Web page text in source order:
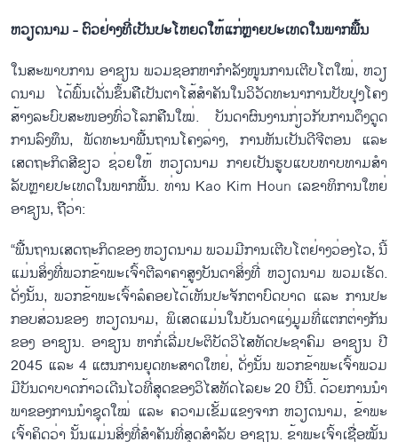
ຫ​ວຽດ​ນາມ - ​ຕົວ​ຢ່າງ​ທີ່ເປັນ​​ປະ​ໂຫຍດ​ໃຫ້​ແກ່ຫຼາຍ​ປະ​ເທດ​ໃນ​ພາກ​ພື້ນ
ໃນ​ສະ​ພາບ​ການ ອາ​ຊຽນ ພວມ​ຊອກ​ຫາ​ກຳ​ລັງ​ໜູນ​ການ​ເຕີບ​ໂຕ​ໃໝ່, ຫວຽ​
ດ​ນາມ ໄດ້​ພົ້ນ​ເດັ່ນ​ຂຶ້ນ​ຄື​ເປັນ​ຕາ​ໂສ້​ສຳ​ຄັນ​ໃນ​ວິ​ວັດ​ທະ​ນາ​ການ​ປັບ​ປຸງ​ໂຄງ​
ສ້າງ​ລະ​ບົບ​ສະ​ໜອງ​ທົ່ວ​ໂລກ​ຄືນ​ໃໝ່. ບັນ​ດາ​ຜົນ​ງານ​ກ່ຽວ​ກັບ​ການ​ດຶງ​ດູດ​
ການ​ລົງ​ທຶນ, ພັດ​ທະ​ນາ​ພື້ນ​ຖານ​ໂຄ​ງ​ລ່າງ, ການ​ຫັ​ນ​ເປັນ​ດີ​ຈີ​ຕອນ ແລະ
ເສດ​ຖະ​ກິດ​ສ​ີ​ຂຽວ ຊ່ວຍ​ໃຫ້ ຫວຽດ​ນາມ ກາຍ​ເປັນ​ຮູບ​ແບບ​ທາບ​ທາມ​ສຳ​
ລັບຫຼາຍ​ປະ​ເທດໃນ​ພາກ​ພື້ນ. ທ່ານ Kao Kim Houn ​ເລ​ຂາ​​ທິ​ການ​ໃຫຍ່
ອ​າ​ຊຽນ, ຖື​ວ່າ:
“ພື້ນ​ຖານ​ເສດ​ຖະ​ກິດ​ຂອງ ຫວຽດ​ນາມ ພວມ​ມີ​ການ​ເຕີບ​ໂຕ​ຢ່າງວ່ອງ​ໄວ, ນີ້​
ແມ່ນ​ສິ່ງ​ທີ່​ພວກ​ຂ້າ​ພະ​ເຈົ້າ​ຕີ​ລາ​ຄ​າ​ສູງ​ບັນ​ດາ​ສິ່ງ​ທີ່ ຫວຽດ​ນາມ ພວມເຮ​ັດ.
ດັ່ງ​ນັ້ນ, ພວກ​ຂ້າ​ພະ​ເຈົ້າ​ລໍ​ຄ​ອຍ​ໄດ້​ເຫັນ​ປະ​ຈັກ​ຕາ​ບົດ​ບາດ ແລະ ການ​ປະ​
ກອບ​ສ່ວນ​ຂອງ ຫວຽດ​ນາມ, ພ​ິ​ເສດ​ແມ່ນ​ໃນ​ບັນ​ດາ​ແງ່​ມູມ​ທີ່​ແຕກ​ຕ່າງ​ກັນ​
ຂອງ ອາ​ຊຽນ. ອາ​ຊຽນ ຫາ​ກໍ່​ເລີ່ມ​ປະ​ຕິ​ບັດ​ວ​ິ​ໄສ​ທັດ​ປະ​ຊາ​ຄົມ ອາ​ຊຽນ ປີ
2045 ແລະ 4 ແຜນ​ການ​ຍຸດ​ທະ​ສາດ​ໃຫຍ່, ດັ່ງ​ນັ້ນ ພວກ​ຂ້າ​ພະ​ເຈົ້າ​ພວມ​
ມີ​ບັນ​ດາ​ບາດ​ກ້າວ​ເດີນ​ໄວ​ທີ່​ສຸດ​ຂອງວິ​ໄສ​ທັດໄລ​ຍະ 20 ປີ​ນີ້. ດ້ວຍ​ການ​ນຳ​
ພາ​ຂອງ​ການ​ນຳ​ຊຸດ​ໃໝ່ ແລະ ຄວາມ​ເຂັ້ມ​ແຂງ​ຈາກ ຫວຽດ​ນາມ, ຂ້າ​ພະ​
ເຈົ້າ​ຄິດ​ວ່າ ນັ້ນ​ແມ່ນ​ສິ່ງ​ທີ່​ສຳ​ຄັນທີ່​ສຸດ​ສຳ​ລັບ ອາ​ຊຽນ. ຂ້າ​ພະ​ເຈົ້າ​ເຊື່ອ​ໝັ້ນ​